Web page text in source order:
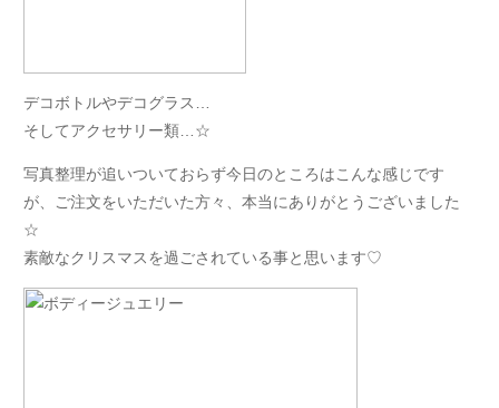
デコボトルやデコグラス…
そしてアクセサリー類…☆
写真整理が追いついておらず今日のところはこんな感じです
が、ご注文をいただいた方々、本当にありがとうございました
☆
素敵なクリスマスを過ごされている事と思います♡